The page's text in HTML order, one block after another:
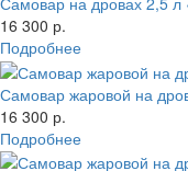
16 300 р.
Подробнее
Самовар жаровой на
16 300 р.
Подробнее